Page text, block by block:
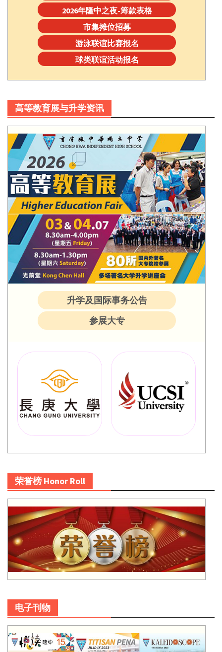
2026年隆中之夜-筹款表格
市集摊位招募
游泳联谊比赛报名
球类联谊活动报名
高等教育展与升学资讯
升学及国际事务公告
参展大专
荣誉榜 Honor Roll
电子刊物